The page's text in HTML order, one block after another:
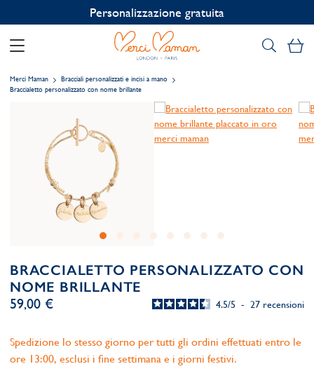
Personalizzazione gratuita
Il
Merci Maman
Bracciali personalizzati e incisi a mano
Braccialetto personalizzato con nome brillante
BRACCIALETTO PERSONALIZZATO CON
NOME BRILLANTE
4.5/5 - 27 recensioni
59,00 €
Spedizione lo stesso giorno per tutti gli ordini effettuati entro le
ore 13:00, esclusi i fine settimana e i giorni festivi.